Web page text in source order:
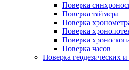
Поверка
Поверка таймера
Поверка
Поверка
Поверка
Поверка часов
Поверка геодезических